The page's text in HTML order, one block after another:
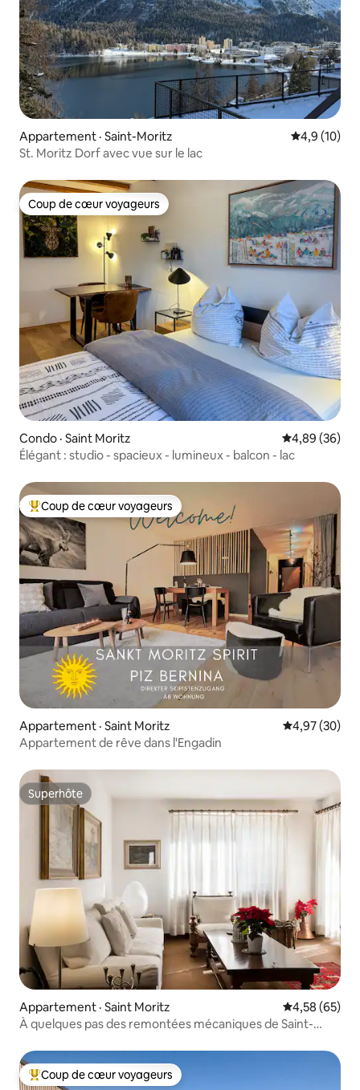
Appartement · Saint-Moritz Note
4,9 (10)
St. Moritz Dorf avec vue sur le lac
Coup de cœur voyageurs
Coup de cœur voyageurs
Condo · Saint Moritz Note
4,89 (36)
Élégant : studio - spacieux - lumineux - balcon - lac
Coup de cœur voyageurs parmi les plus aimés
Coup de cœur voyageurs
Appartement · Saint Moritz Note
4,97 (30)
Appartement de rêve dans l'Engadin
Superhôte
Superhôte
Appartement · Saint Moritz Note
4,58 (65)
À quelques pas des remontées mécaniques de Saint-
Coup de cœur voyageurs parmi les plus aimés
Coup de cœur voyageurs